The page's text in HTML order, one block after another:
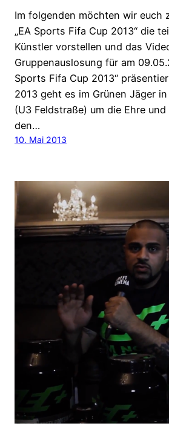
Im folgenden möchten wir euch
„EA Sports Fifa Cup 2013“ die
Künstler vorstellen und das
Gruppenauslosung für am
Sports Fifa Cup 2013“
2013 geht es im Grünen Jäger
(U3 Feldstraße) um die Ehre
den…
10. Mai 2013